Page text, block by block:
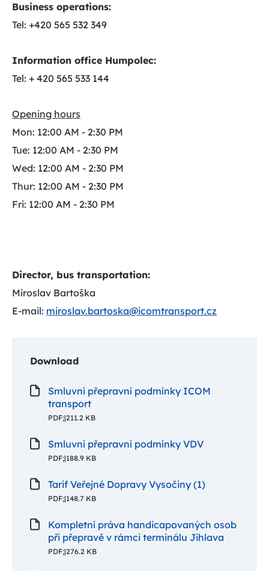
Business operations:
Tel: +420 565 532 349
Information office Humpolec:
Tel: + 420 565 533 144
Opening hours
Mon: 12:00 AM - 2:30 PM
Tue: 12:00 AM - 2:30 PM
Wed: 12:00 AM - 2:30 PM
Thur: 12:00 AM - 2:30 PM
Fri: 12:00 AM - 2:30 PM
Director, bus transportation:
Miroslav Bartoška
E-mail: miroslav.bartoska@icomtransport.cz
Download
Smluvní přepravní podmínky ICOM
transport
PDF;|211.2 KB
Smluvní přepravní podmínky VDV
PDF;|188.9 KB
Tarif Veřejné Dopravy Vysočiny (1)
PDF;|148.7 KB
Kompletní práva handicapovaných osob
při přepravě v rámci terminálu Jihlava
PDF;|276.2 KB